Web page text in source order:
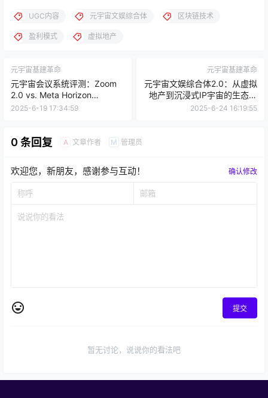
UGC内容 元宇宙文娱综合体 区块链技术
盈利模式 虚拟地产
元宇宙基建革命
元宇宙会议系统评测：Zoom
2.0 vs. Meta Horizon
Workrooms —— 区块链技术
2025-6-19 17:34:59
元宇宙基建革命
元宇宙文娱综合体2.0：从虚拟
地产到沉浸式IP宇宙的生态构
建逻辑
2025-6-24 16:19:55
0 条回复 A 文章作者 M 管理员
欢迎您，新朋友，感谢参与互动！ 确认修改
提交
暂无讨论，说说你的看法吧